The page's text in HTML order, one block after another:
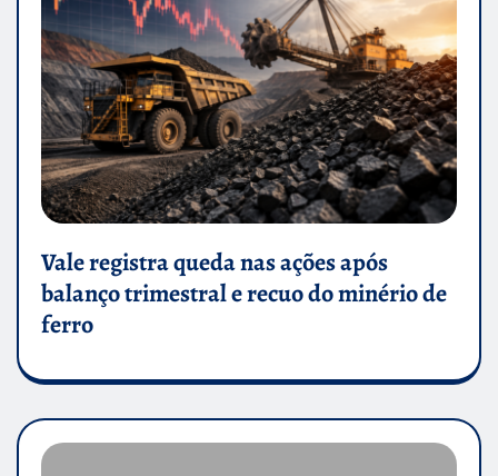
Vale registra queda nas ações após
balanço trimestral e recuo do minério de
ferro